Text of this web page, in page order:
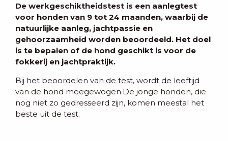
De werkgeschiktheidstest is een aanlegtest
voor honden van 9 tot 24 maanden, waarbij de
natuurlijke aanleg, jachtpassie en
gehoorzaamheid worden beoordeeld. Het doel
is te bepalen of de hond geschikt is voor de
fokkerij en jachtpraktijk.
Bij het beoordelen van de test, wordt de leeftijd
van de hond meegewogen.De jonge honden, die
nog niet zo gedresseerd zijn, komen meestal het
beste uit de test.